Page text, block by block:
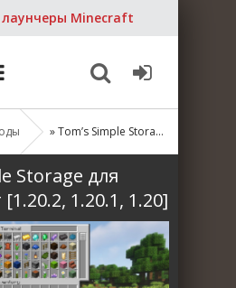
лаунчеры Minecraft
» Tom’s Simple Storage для Майнкрафт [1.20.2, 1.20.1, 1.20]
Storage для
1.20.1, 1.20]